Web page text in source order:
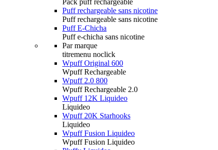
Pack puff rechargeable
Puff rechargeable sans nicotine
Puff rechargeable sans nicotine
Puff E-Chicha
Puff e-chicha sans nicotine
Par marque
titremenu noclick
Wpuff Original 600
Wpuff Rechargeable
Wpuff 2.0 800
Wpuff Rechargeable 2.0
Wpuff 12K Liquideo
Liquideo
Wpuff 20K Starhooks
Liquideo
Wpuff Fusion Liquideo
Wpuff Fusion Liquideo